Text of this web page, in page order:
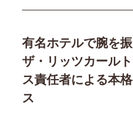
有名ホテルで腕を
ザ・リッツカール
ス責任者による本
ス